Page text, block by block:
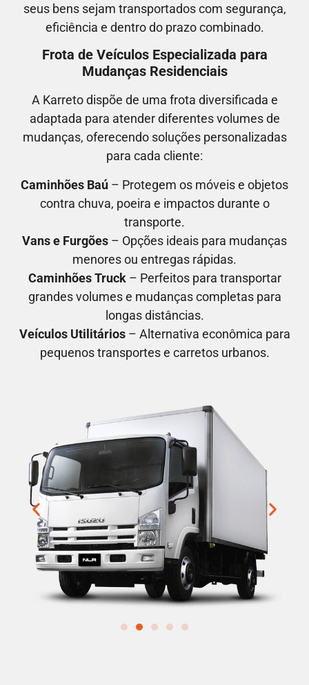
seus bens sejam transportados com segurança,
eficiência e dentro do prazo combinado.
Frota de Veículos Especializada para
Mudanças Residenciais
A Karreto dispõe de uma frota diversificada e
adaptada para atender diferentes volumes de
mudanças, oferecendo soluções personalizadas
para cada cliente:
Caminhões Baú – Protegem os móveis e objetos
contra chuva, poeira e impactos durante o
transporte.
Vans e Furgões – Opções ideais para mudanças
menores ou entregas rápidas.
Caminhões Truck– Perfeitos para transportar
grandes volumes e mudanças completas para
longas distâncias.
Veículos Utilitários– Alternativa econômica para
pequenos transportes e carretos urbanos.